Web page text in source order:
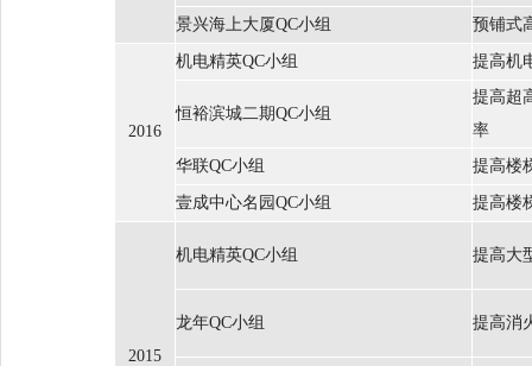
景兴海上大厦QC小组
预铺式
2016
机电精英QC小组 提高机
恒裕滨城二期QC小组
提高超
率
华联QC小组
提高楼
壹成中心名园QC小组 提高楼
2015
机电精英QC小组 提高大
龙年QC小组 提高消